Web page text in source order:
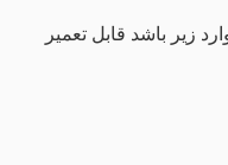
زیر باشد قابل تعمیر